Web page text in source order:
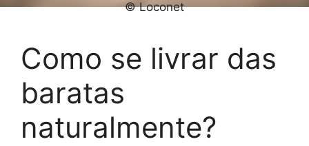
© Loconet
Como se livrar das
baratas
naturalmente?